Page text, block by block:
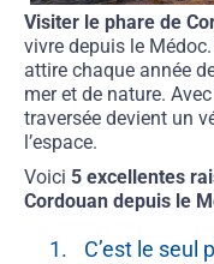
Visiter le phare de
vivre depuis le
attire chaque année
mer et de nature. Avec
traversée devient un
l’espace.
Voici 5 excellentes
Cordouan depuis le
C’est le seul